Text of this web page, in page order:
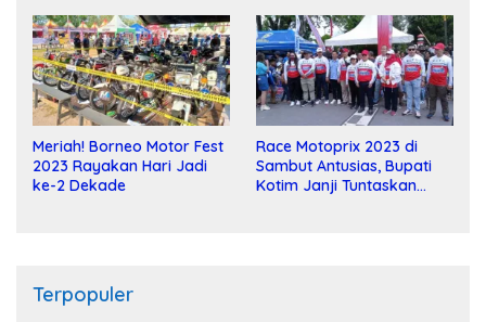
Meriah! Borneo Motor Fest
2023 Rayakan Hari Jadi
ke-2 Dekade
Race Motoprix 2023 di
Sambut Antusias, Bupati
Kotim Janji Tuntaskan
Terpopuler